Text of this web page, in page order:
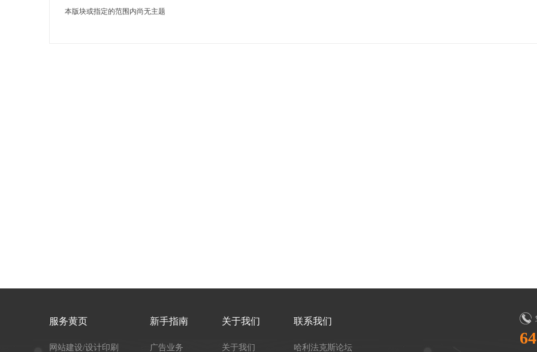
本版块或指定的范围内尚无主题
服务黄页
网站建设/设计印刷
新手指南
广告业务
关于我们
关于我们
联系我们
哈利法克斯论坛